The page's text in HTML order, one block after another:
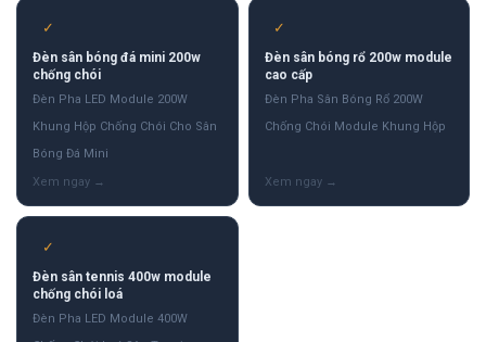
✓
Đèn sân bóng đá mini 200w
chống chói
Đèn Pha LED Module 200W
Khung Hộp Chống Chói Cho Sân
Bóng Đá Mini
✓
Đèn sân bóng rổ 200w module
cao cấp
Đèn Pha Sân Bóng Rổ 200W
Chống Chói Module Khung Hộp
✓
Đèn sân tennis 400w module
chống chói loá
Đèn Pha LED Module 400W